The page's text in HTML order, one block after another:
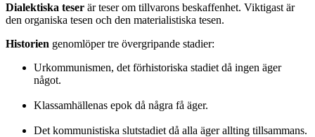
Dialektiska teser är teser om tillvarons beskaffenhet. Viktigast är
den organiska tesen och den materialistiska tesen.
Historien genomlöper tre övergripande stadier:
Urkommunismen, det förhistoriska stadiet då ingen äger
något.
Klassamhällenas epok då några få äger.
Det kommunistiska slutstadiet då alla äger allting tillsammans.